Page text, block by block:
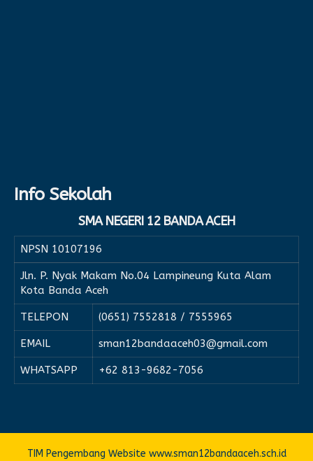
Info Sekolah
SMA NEGERI 12 BANDA ACEH
NPSN 10107196
Jln. P. Nyak Makam No.04 Lampineung Kuta Alam
Kota Banda Aceh
TELEPON (0651) 7552818 / 7555965
EMAIL sman12bandaaceh03@gmail.com
WHATSAPP +62 813-9682-7056
TIM Pengembang Website www.sman12bandaaceh.sch.id